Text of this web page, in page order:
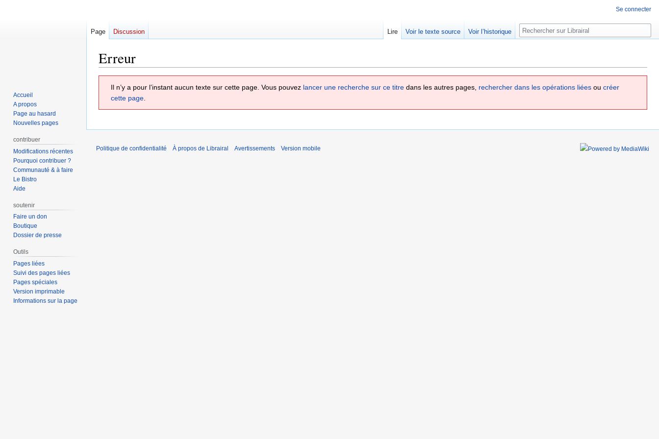
Erreur
Il n’y a pour l’instant aucun texte sur cette page. Vous pouvez lancer une recherche sur ce titre dans les autres pages, rechercher dans les opérations liées ou créer
cette page.
Se connecter
Page Discussion Lire Voir le texte source Voir l’historique Rechercher
Accueil
A propos
Page au hasard
Nouvelles pages
contribuer
Modifications récentes
Pourquoi contribuer ?
Communauté & à faire
Le Bistro
Aide
soutenir
Faire un don
Boutique
Dossier de presse
Outils
Pages liées
Suivi des pages liées
Pages spéciales
Version imprimable
Informations sur la page
Politique de confidentialité À propos de Librairal Avertissements Version mobile